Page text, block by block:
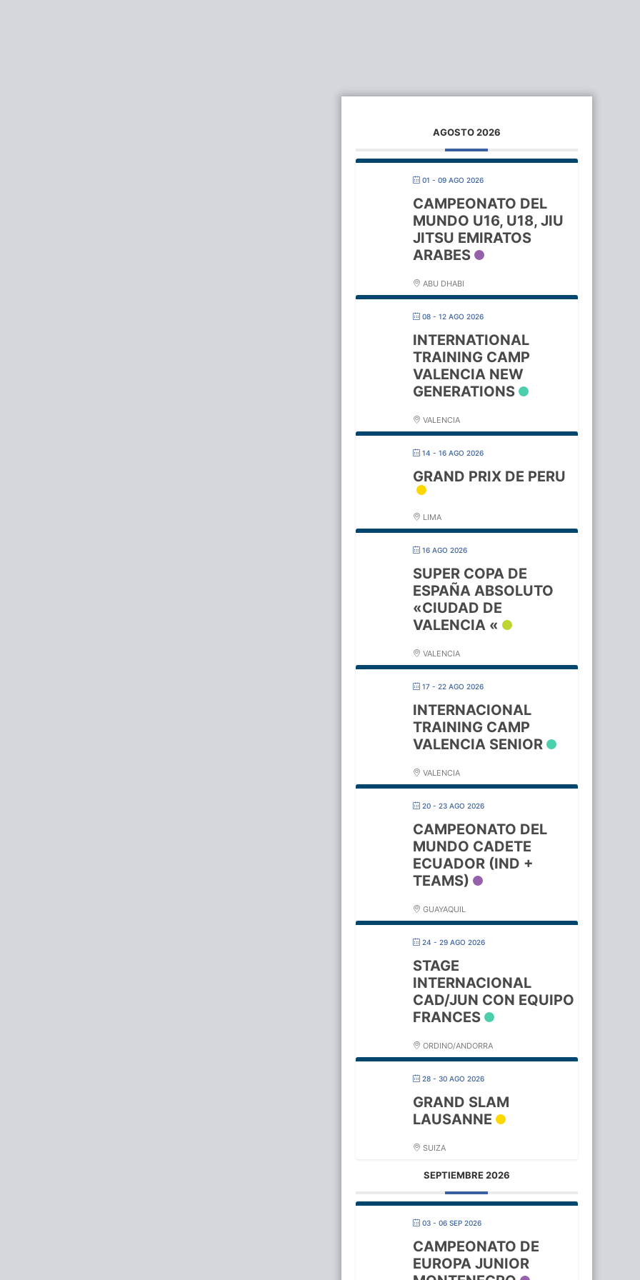
AGOSTO 2026
01 - 09 AGO 2026
CAMPEONATO DEL
MUNDO U16, U18, JIU
JITSU EMIRATOS
ARABES
ABU DHABI
08 - 12 AGO 2026
INTERNATIONAL
TRAINING CAMP
VALENCIA NEW
GENERATIONS
VALENCIA
14 - 16 AGO 2026
GRAND PRIX DE PERU
LIMA
16 AGO 2026
SUPER COPA DE
ESPAÑA ABSOLUTO
«CIUDAD DE
VALENCIA «
VALENCIA
17 - 22 AGO 2026
INTERNACIONAL
TRAINING CAMP
VALENCIA SENIOR
VALENCIA
20 - 23 AGO 2026
CAMPEONATO DEL
MUNDO CADETE
ECUADOR (IND +
TEAMS)
GUAYAQUIL
24 - 29 AGO 2026
STAGE
INTERNACIONAL
CAD/JUN CON EQUIPO
FRANCES
ORDINO/ANDORRA
28 - 30 AGO 2026
GRAND SLAM
LAUSANNE
SUIZA
SEPTIEMBRE 2026
03 - 06 SEP 2026
CAMPEONATO DE
EUROPA JUNIOR